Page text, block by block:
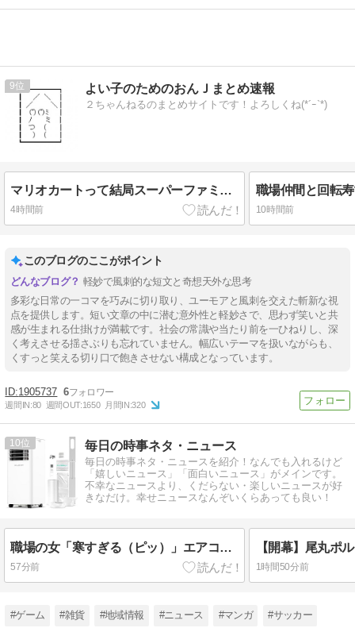
9 よい子のためのおんＪまとめ速報
２ちゃんねるのまとめサイトです！よろしくね(*´ｰ`*)
マリオカートって結局スーパーファミコンの初代のやつが一番面白いんだろ？
4時間前
職場仲間と回転
10時間前
このブログのここがポイント
軽妙で風刺的な短文と奇想天外な思考
多彩な日常の一コマを巧みに切り取り、ユーモアと風刺を交えた斬新な視
点を提供します。短い文章の中に潜む意外性と軽妙さで、思わず笑いと共
感が生まれる仕掛けが満載です。社会の常識や当たり前を一ひねりし、深
く考えさせる揺さぶりも忘れていません。幅広いテーマを扱いながらも、
くすっと笑える切り口で飽きさせない構成となっています。
1905737 6
週間IN:80 週間OUT:1650 月間IN:320
10 毎日の時事ネタ・ニュース
毎日の時事ネタ・ニュースを紹介！なんでも入れるけど
「嬉しいニュース」「面白いニュース」がメインです。
不幸なニュースより、くだらない・楽しいニュースが好
きなだけ。幸せニュースなんぞいくらあっても良い！
職場の女「寒すぎる（ピッ）」エアコン28度「あと年寄りは寒くて切れる、一番涼しい・あったかい場所の占有率」
57分前 1時間50分前
#ゲーム #雑貨 #地域情報 #ニュース #マンガ #サッカー